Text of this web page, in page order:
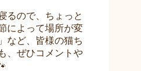
るので、ちょっと
によって場所が変
など、皆様の猫ち
、ぜひコメントや